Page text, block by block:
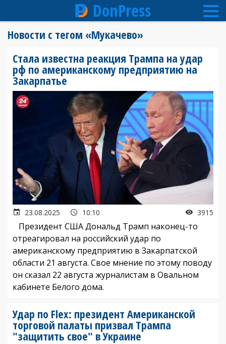
содержанию
DonPress
Новости с тегом «Мукачево»
Стала известна реакция Трампа на удар
рф по американскому предприятию на
Закарпатье
23.08.2025 10:10 3915
Президент США Дональд Трамп наконец-то
отреагировал на российский удар по
американскому предприятию в Закарпатской
области 21 августа. Свое мнение по этому поводу
он сказал 22 августа журналистам в Овальном
кабинете Белого дома.
Удар по Flex: президент Американской
торговой палаты призвал Трампа
"защитить свое" в Украине